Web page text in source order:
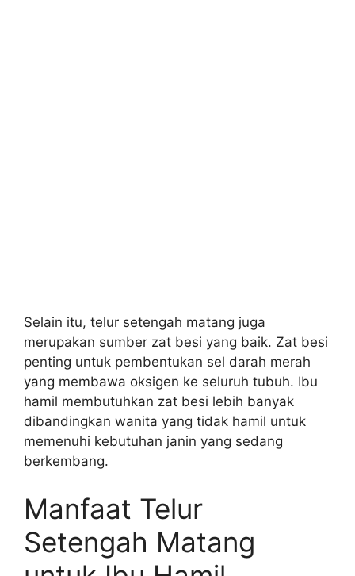
Selain itu, telur setengah matang juga
merupakan sumber zat besi yang baik. Zat besi
penting untuk pembentukan sel darah merah
yang membawa oksigen ke seluruh tubuh. Ibu
hamil membutuhkan zat besi lebih banyak
dibandingkan wanita yang tidak hamil untuk
memenuhi kebutuhan janin yang sedang
berkembang.
Manfaat Telur
Setengah Matang